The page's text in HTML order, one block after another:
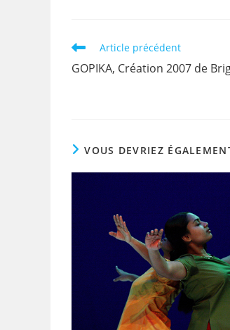
Article précédent
GOPIKA, Création 2007 de
VOUS DEVRIEZ